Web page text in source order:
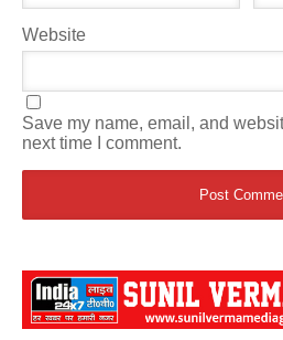
Website
Save my name, email, and
next time I comment.